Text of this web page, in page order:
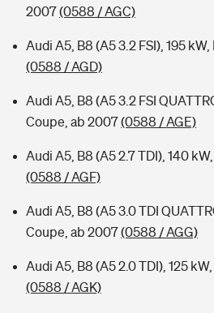
Tools
Kinderunfall-Check: Mehr Sicherheit
Typklassen: So ist Ihr Auto eingestuft
2007(0588 / AGC)
Audi A5, B8 (A5 3.2 FSI), 195
(0588 / AGD)
Audi A5, B8 (A5 3.2 FSI
Coupe, ab 2007(0588 / AGE)
Audi A5, B8 (A5 2.7 TDI), 140
(0588 / AGF)
Audi A5, B8 (A5 3.0 TDI
Coupe, ab 2007(0588 / AGG)
Audi A5, B8 (A5 2.0 TDI), 125
(0588 / AGK)